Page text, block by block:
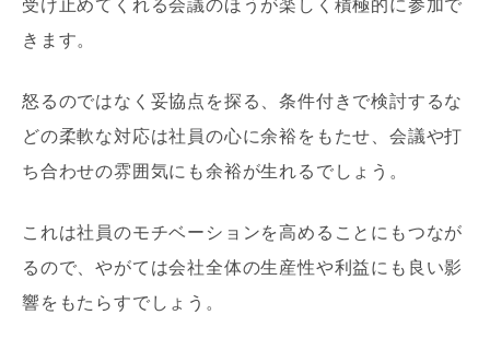
受け止めてくれる会議のほうが楽しく積極的に参加で
きます。
怒るのではなく妥協点を探る、条件付きで検討するな
どの柔軟な対応は社員の心に余裕をもたせ、会議や打
ち合わせの雰囲気にも余裕が生れるでしょう。
これは社員のモチベーションを高めることにもつなが
るので、やがては会社全体の生産性や利益にも良い影
響をもたらすでしょう。